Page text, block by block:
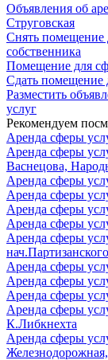
Объявления об
Струговская
Снять помещение
собственника
Помещение для
Сдать помещение
Разместить
услуг
Рекомендуем
Аренда сферы
Аренда сферы
Васнецова,
Аренда сферы
Аренда сферы
Аренда сферы
Аренда сферы
Аренда сферы
Аренда сферы
Аренда сферы
Аренда сферы
Аренда сферы
К.Либкнехта
Аренда сферы